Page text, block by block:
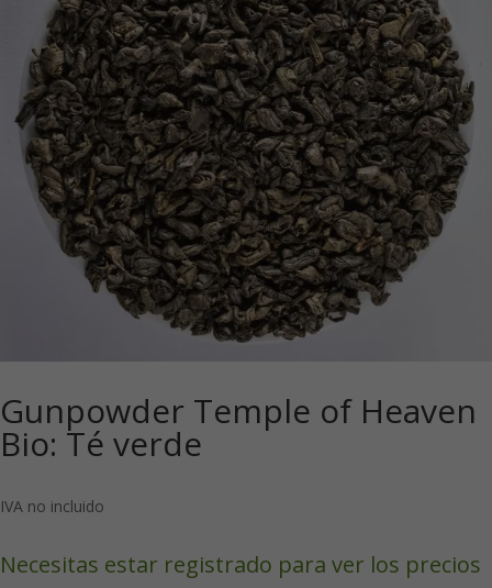
Gunpowder Temple of Heaven
Bio: Té verde
IVA no incluido
Necesitas estar registrado para ver los precios